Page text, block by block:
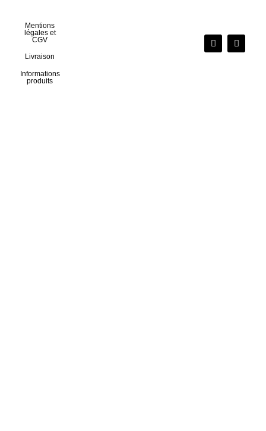
Mentions
légales et
CGV
Livraison
Informations
produits